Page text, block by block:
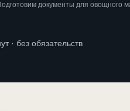
документы для овощного
· без обязательств